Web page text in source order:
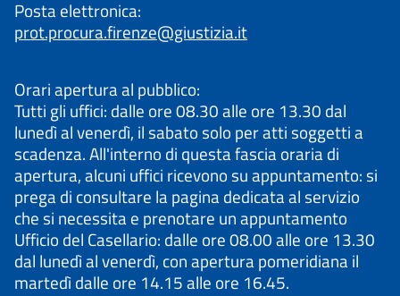
Posta elettronica:
prot.procura.firenze@giustizia.it
Orari apertura al pubblico:
Tutti gli uffici: dalle ore 08.30 alle ore 13.30 dal
lunedì al venerdì, il sabato solo per atti soggetti a
scadenza. All'interno di questa fascia oraria di
apertura, alcuni uffici ricevono su appuntamento: si
prega di consultare la pagina dedicata al servizio
che si necessita e prenotare un appuntamento
Ufficio del Casellario: dalle ore 08.00 alle ore 13.30
dal lunedì al venerdì, con apertura pomeridiana il
martedì dalle ore 14.15 alle ore 16.45.